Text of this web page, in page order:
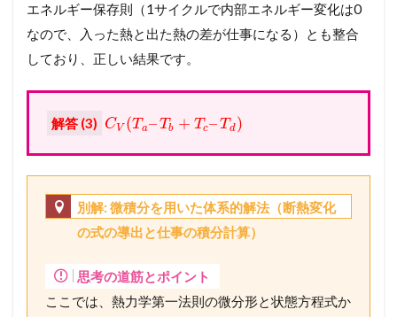
エネルギー保存則（1サイクルで内部エネルギー変化は0
なので、入った熱と出た熱の差が仕事になる）とも整合
しており、正しい結果です。
解答 (3) CV (Ta–Tb + Tc–Td)
別解: 微積分を用いた体系的解法（断熱変化
の式の導出と仕事の積分計算）
思考の道筋とポイント
ここでは、熱力学第一法則の微分形と状態方程式か